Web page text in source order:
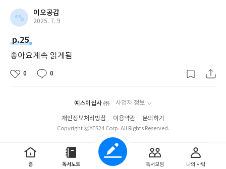
이오공감
2025. 7. 9
p.25
좋아요계속 읽게됨
0 0
홈 독서노트 독서모임 나의 사락
예스이십사 ㈜ 사업자 정보
개인정보처리방침 이용약관
문의하기
Copyright ⓒYES24 Corp. All Rights Reserved.